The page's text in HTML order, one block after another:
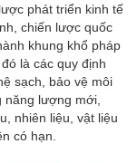
phát triển kinh tế
chiến lược quốc
khung khổ pháp
là các quy định
sạch, bảo vệ môi
lượng mới,
nhiên liệu, vật liệu
có hạn.